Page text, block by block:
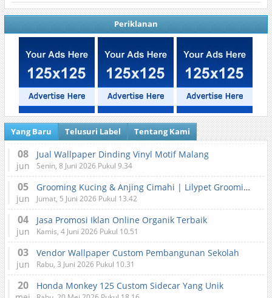
Periklanan
Yang Baru Telusuri Label Tentang Kami
08
jun
Jual Wallpaper Dinding Vinyl Motif Malang
Senin, 8 Juni 2026 Pukul 9.34
05
jun
Grooming Kucing & Anjing Cimahi | Lilypet Grooming & Pet Hotel
Jumat, 5 Juni 2026 Pukul 13.42
04
jun
Jasa Promosi Iklan Online Organik Terbaik
Kamis, 4 Juni 2026 Pukul 10.51
03
jun
Vendor Wallpaper Custom Pembangunan Sekolah
Rabu, 3 Juni 2026 Pukul 10.31
20 Honda Monkey 125 Custom Sidecar Yang Unik